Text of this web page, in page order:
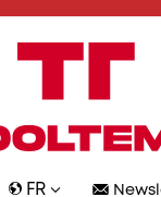
FR